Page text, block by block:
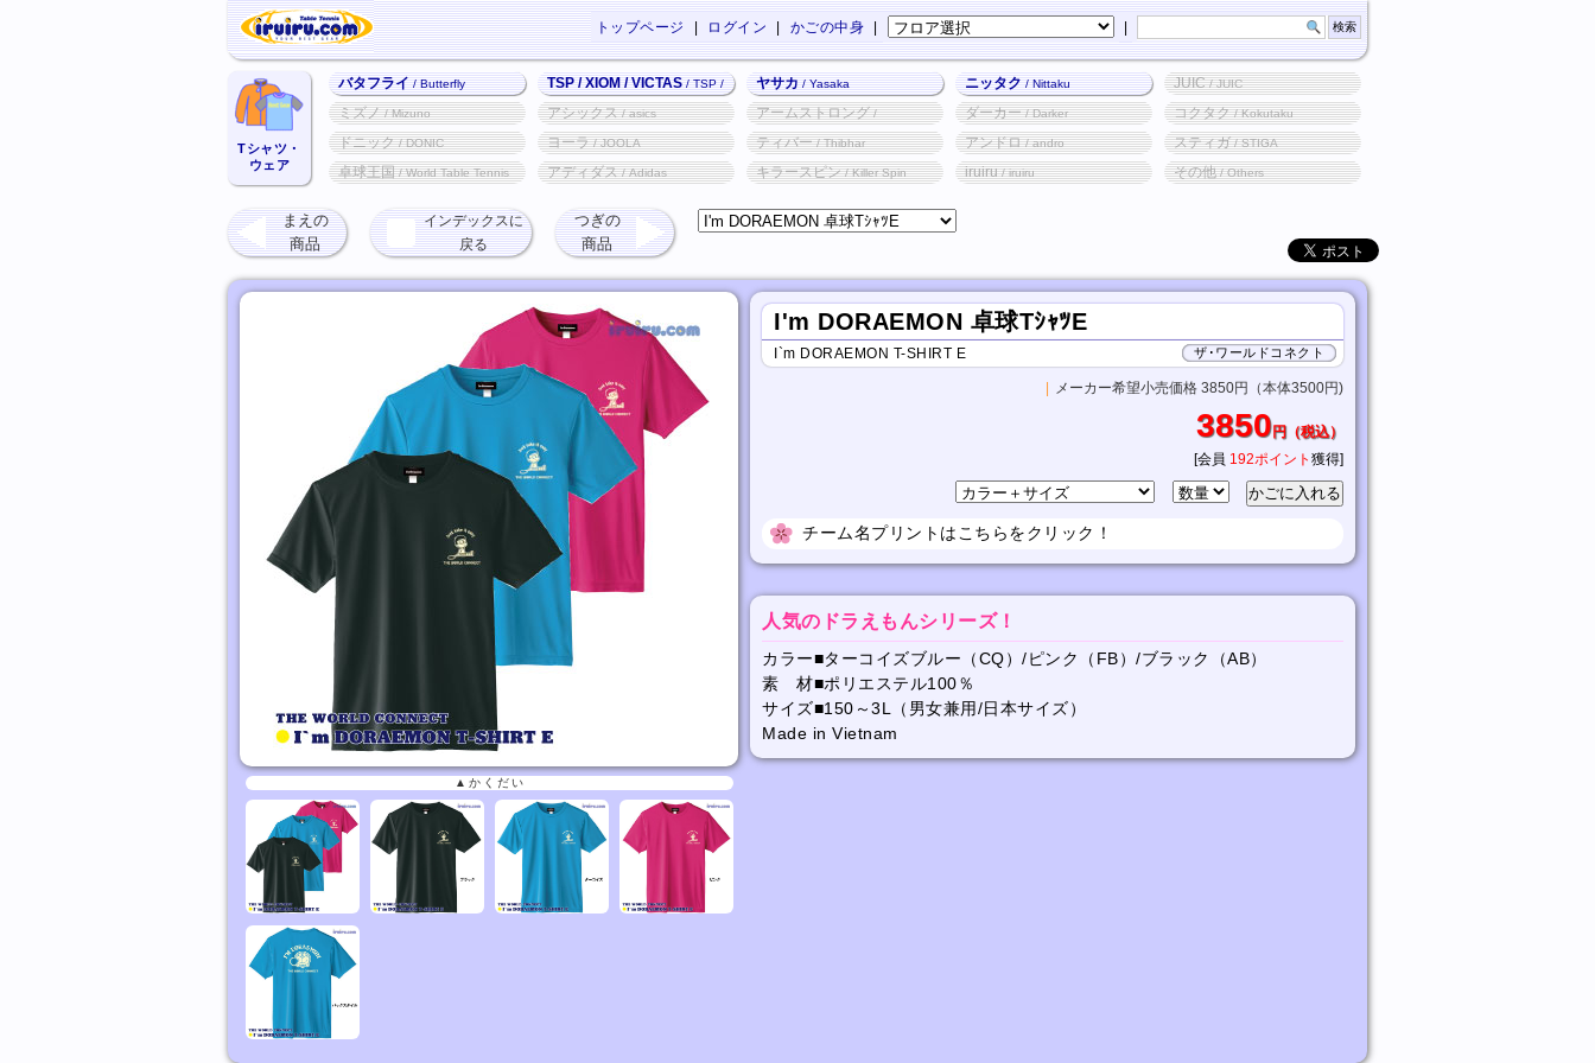
かごの中身
ログイン
トップページ
Tシャツ・
ウェア
バタフライ/ Butterfly TSP / XIOM / VICTAS/ TSP /
XIOM / VICTAS
ヤサカ/ Yasaka ニッタク/ Nittaku JUIC/ JUIC
ミズノ/ Mizuno アシックス/ asics アームストロング/
Armstrong
ダーカー/ Darker コクタク/ Kokutaku
ドニック/ DONIC ヨーラ/ JOOLA ティバー/ Thibhar アンドロ/ andro スティガ/ STIGA
卓球王国/ World Table Tennis アディダス/ Adidas キラースピン/ Killer Spin iruiru/ iruiru その他/ Others
まえの
商品
インデックスに
戻る
つぎの
商品
▲かくだい
I'm DORAEMON 卓球TｼｬﾂE
ザ･ワールドコネクト
I`m DORAEMON T-SHIRT E
メーカー希望小売価格 3850円（本体3500円)
3850円（税込）
[会員 192ポイント 獲得]
チーム名プリントはこちらをクリック！
人気のドラえもんシリーズ！
カラー■ターコイズブルー（CQ）/ピンク（FB）/ブラック（AB）
素 材■ポリエステル100％
サイズ■150～3L（男女兼用/日本サイズ）
Made in Vietnam